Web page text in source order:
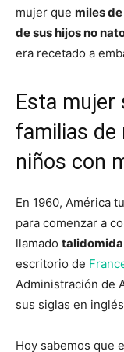
mujer que miles
de sus hijos no
era recetado a
Esta mujer
familias de
niños con
En 1960, América
para comenzar a
llamado talidomida
escritorio de
Administración de
sus siglas en
Hoy sabemos que